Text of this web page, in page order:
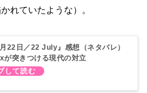
れていたような）。
22日／22 July』感想（ネタバレ）
突きつける現代の対立